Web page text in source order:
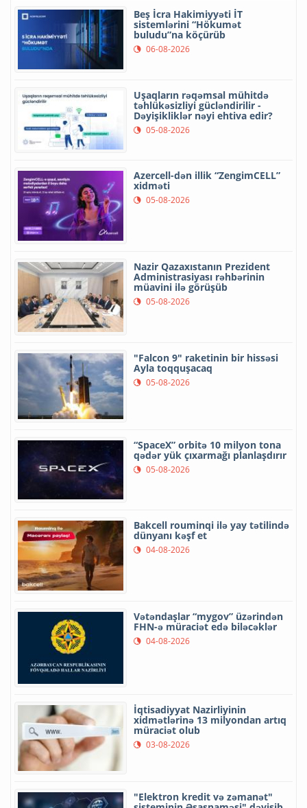
Beş İcra Hakimiyyəti İT
sistemlərini “Hökumət
buludu”na köçürüb
06-08-2026
Uşaqların rəqəmsal mühitdə
təhlükəsizliyi gücləndirilir -
Dəyişikliklər nəyi ehtiva edir?
05-08-2026
Azercell-dən illik “ZengimCELL”
xidməti
05-08-2026
Nazir Qazaxıstanın Prezident
Administrasiyası rəhbərinin
müavini ilə görüşüb
05-08-2026
"Falcon 9" raketinin bir hissəsi
Ayla toqquşacaq
05-08-2026
“SpaceX” orbitə 10 milyon tona
qədər yük çıxarmağı planlaşdırır
05-08-2026
Bakcell rouminqi ilə yay tətilində
dünyanı kəşf et
04-08-2026
Vətəndaşlar “mygov” üzərindən
FHN-ə müraciət edə biləcəklər
04-08-2026
İqtisadiyyat Nazirliyinin
xidmətlərinə 13 milyondan artıq
müraciət olub
03-08-2026
"Elektron kredit və zəmanət"